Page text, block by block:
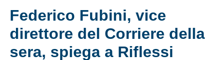
Federico Fubini, vice
direttore del Corriere della
sera, spiega a Riflessi